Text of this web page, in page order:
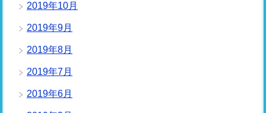
2019年10月
2019年9月
2019年8月
2019年7月
2019年6月